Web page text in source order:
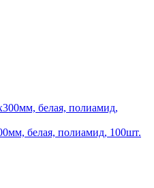
белая, полиамид, 100шт.